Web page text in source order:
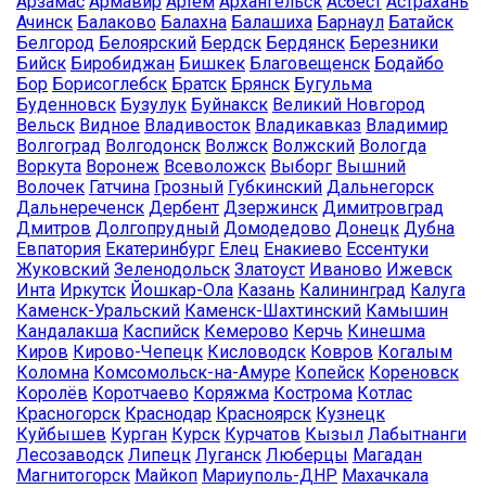
Ачинск Балаково Балахна Балашиха Барнаул Батайск
Белгород Белоярский Бердск Бердянск Березники
Бийск Биробиджан Бишкек Благовещенск Бодайбо
Бор Борисоглебск Братск Брянск Бугульма
Буденновск Бузулук Буйнакск Великий Новгород
Вельск Видное Владивосток Владикавказ Владимир
Волгоград Волгодонск Волжск Волжский Вологда
Воркута Воронеж Всеволожск Выборг Вышний
Волочек Гатчина Грозный Губкинский Дальнегорск
Дальнереченск Дербент Дзержинск Димитровград
Дмитров Долгопрудный Домодедово Донецк Дубна
Евпатория Екатеринбург Елец Енакиево Ессентуки
Жуковский Зеленодольск Златоуст Иваново Ижевск
Инта Иркутск Йошкар-Ола Казань Калининград Калуга
Каменск-Уральский Каменск-Шахтинский Камышин
Кандалакша Каспийск Кемерово Керчь Кинешма
Киров Кирово-Чепецк Кисловодск Ковров Когалым
Коломна Комсомольск-на-Амуре Копейск Кореновск
Королёв Коротчаево Коряжма Кострома Котлас
Красногорск Краснодар Красноярск Кузнецк
Куйбышев Курган Курск Курчатов Кызыл Лабытнанги
Лесозаводск Липецк Луганск Люберцы Магадан
Магнитогорск Майкоп Мариуполь-ДНР Махачкала